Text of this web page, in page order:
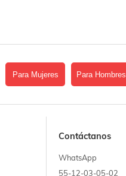
Para Mujeres Para Hombres
Contáctanos
WhatsApp
55-12-03-05-02